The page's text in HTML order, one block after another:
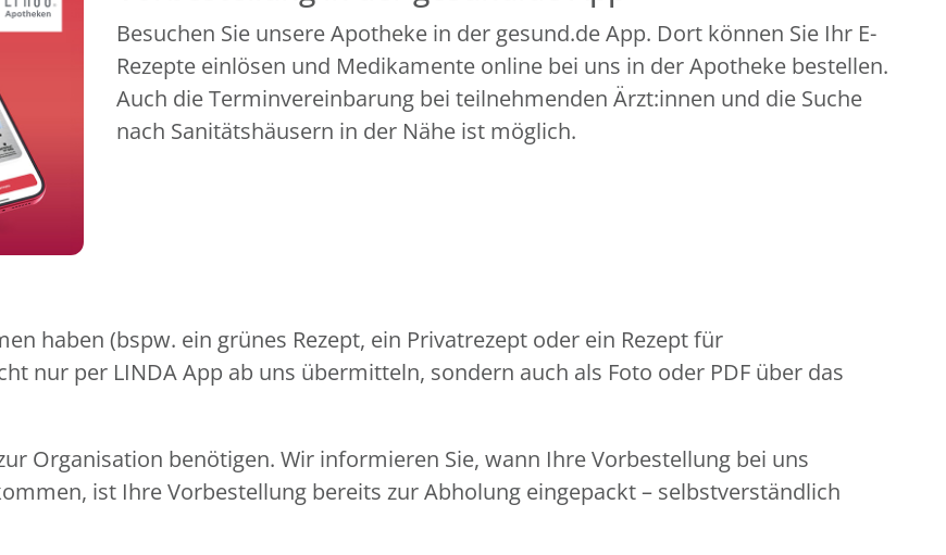
Besuchen Sie unsere Apotheke in der gesund.de App. Dort können Sie Ihr E-
Rezepte einlösen und Medikamente online bei uns in der Apotheke bestellen.
Auch die Terminvereinbarung bei teilnehmenden Ärzt:innen und die Suche
nach Sanitätshäusern in der Nähe ist möglich.
haben (bspw. ein grünes Rezept, ein Privatrezept oder ein Rezept für
nur per LINDA App ab uns übermitteln, sondern auch als Foto oder PDF über das
Organisation benötigen. Wir informieren Sie, wann Ihre Vorbestellung bei uns
ist Ihre Vorbestellung bereits zur Abholung eingepackt – selbstverständlich